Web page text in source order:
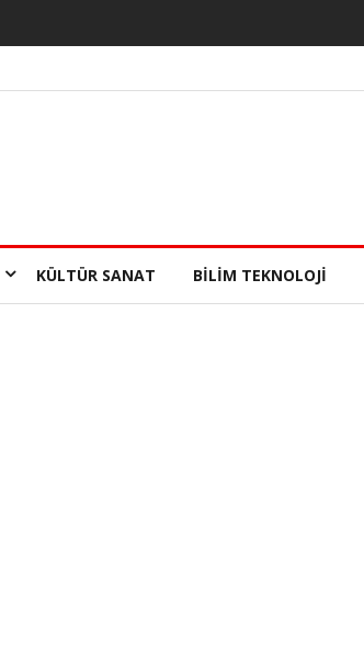
KÜLTÜR SANAT BILIM TEKNOLOJI